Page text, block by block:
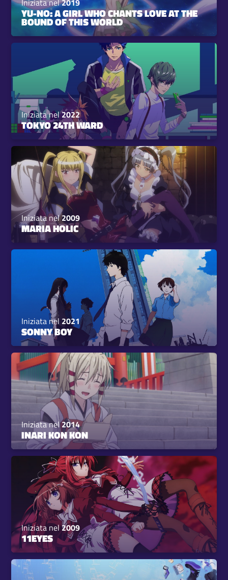
Iniziata nel2019
YU-NO: A GIRL WHO CHANTS LOVE AT THE
BOUND OF THIS WORLD
Iniziata nel2022
TOKYO 24TH WARD
Iniziata nel2009
MARIA HOLIC
Iniziata nel 2021
SONNY BOY
Iniziata nel2014
INARI KON KON
Iniziata nel2009
11EYES